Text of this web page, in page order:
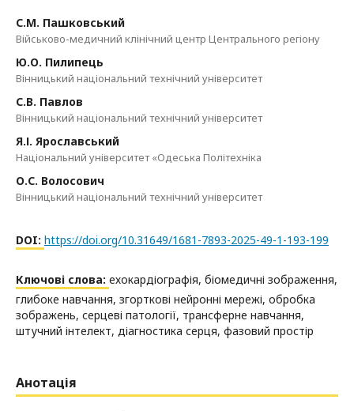
С.М. Пашковський
Військово-медичний клінічний центр Центрального регіону
Ю.О. Пилипець
Вінницький національний технічний університет
С.В. Павлов
Вінницький національний технічний університет
Я.І. Ярославський
Національний університет «Одеська Політехніка
О.С. Волосович
Вінницький національний технічний університет
DOI: https://doi.org/10.31649/1681-7893-2025-49-1-193-199
Ключові слова: ехокардіографія, біомедичні зображення,
глибоке навчання, згорткові нейронні мережі, обробка
зображень, серцеві патології, трансферне навчання,
штучний інтелект, діагностика серця, фазовий простір
Анотація